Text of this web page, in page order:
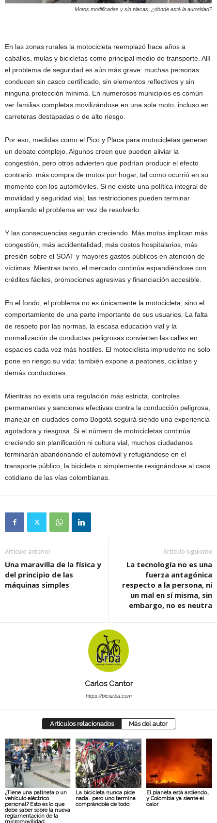
Motos modificadas y sin placas, ¿dónde está la autoridad?
En las zonas rurales la motocicleta reemplazó hace años a
caballos, mulas y bicicletas como principal medio de transporte. Allí
el problema de seguridad es aún más grave: muchas personas
conducen sin casco certificado, sin elementos reflectivos y sin
ninguna protección mínima. En numerosos municipios es común
ver familias completas movilizándose en una sola moto, incluso en
carreteras destapadas o de alto riesgo.
Por eso, medidas como el Pico y Placa para motocicletas generan
un debate complejo. Algunos creen que pueden aliviar la
congestión, pero otros advierten que podrían producir el efecto
contrario: más compra de motos por hogar, tal como ocurrió en su
momento con los automóviles. Si no existe una política integral de
movilidad y seguridad vial, las restricciones pueden terminar
ampliando el problema en vez de resolverlo.
Y las consecuencias seguirán creciendo. Más motos implican más
congestión, más accidentalidad, más costos hospitalarios, más
presión sobre el SOAT y mayores gastos públicos en atención de
víctimas. Mientras tanto, el mercado continúa expandiéndose con
créditos fáciles, promociones agresivas y financiación accesible.
En el fondo, el problema no es únicamente la motocicleta, sino el
comportamiento de una parte importante de sus usuarios. La falta
de respeto por las normas, la escasa educación vial y la
normalización de conductas peligrosas convierten las calles en
espacios cada vez más hostiles. El motociclista imprudente no solo
pone en riesgo su vida: también expone a peatones, ciclistas y
demás conductores.
Mientras no exista una regulación más estricta, controles
permanentes y sanciones efectivas contra la conducción peligrosa,
manejar en ciudades como Bogotá seguirá siendo una experiencia
agotadora y riesgosa. Si el número de motocicletas continúa
creciendo sin planificación ni cultura vial, muchos ciudadanos
terminarán abandonando el automóvil y refugiándose en el
transporte público, la bicicleta o simplemente resignándose al caos
cotidiano de las vías colombianas.
Artículo anterior
Una maravilla de la física y
del principio de las
máquinas simples
Artículo siguiente
La tecnología no es una
fuerza antagónica
respecto a la persona, ni
un mal en sí misma, sin
embargo, no es neutra
Carlos Cantor
https://biciurba.com
Artículos relacionados Más del autor
¿Tiene una patineta o un
vehículo eléctrico
personal? Esto es lo que
debe saber sobre la nueva
reglamentación de la
micromovilidad
La bicicleta nunca pide
nada… pero uno termina
comprándole de todo
El planeta está ardiendo…
y Colombia ya siente el
calor